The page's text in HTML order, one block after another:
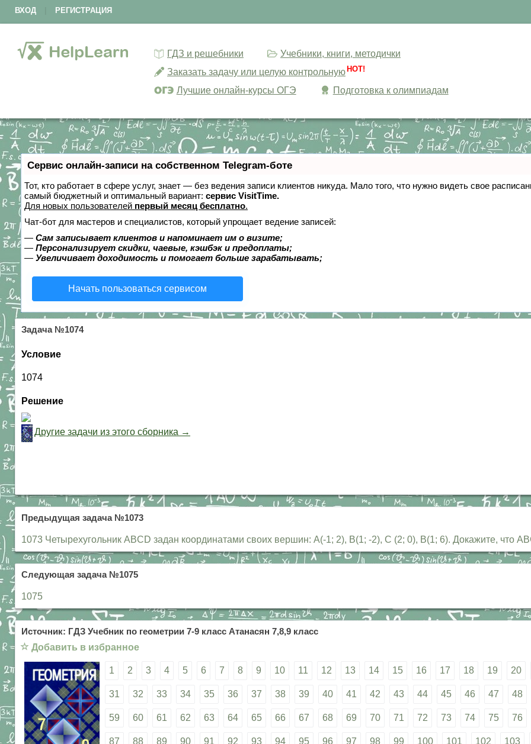
ВХОД РЕГИСТРАЦИЯ
ГДЗ и решебники
Учебники, книги, методички
Заказать задачу или целую контрольную HOT!
Лучшие онлайн-курсы ОГЭ Подготовка к олимпиадам
Сервис онлайн-записи на собственном Telegram-боте
Тот, кто работает в сфере услуг, знает — без ведения записи клиентов никуда. Мало того, что нужно видеть свое
самый бюджетный и оптимальный вариант: сервис VisitTime.
Для новых пользователей первый месяц бесплатно.
Чат-бот для мастеров и специалистов, который упрощает ведение записей:
— Сам записывает клиентов и напоминает им о визите;
— Персонализирует скидки, чаевые, кэшбэк и предоплаты;
— Увеличивает доходимость и помогает больше зарабатывать;
Начать пользоваться сервисом
Задача №1074
Условие
1074
Решение
Другие задачи из этого сборника →
Предыдущая задача №1073
1073 Четырехугольник ABCD задан координатами своих вершин: А(-1; 2), В(1; -2), С (2; 0), В(1; 6). Докажите, что
Следующая задача №1075
1075
Источник: ГДЗ Учебник по геометрии 7-9 класс Атанасян 7,8,9 класс
☆ Добавить в избранное
1 2 3 4 5 6 7 8 9 10 11 12 13 14 15 16 17 18 19 20
31 32 33 34 35 36 37 38 39 40 41 42 43 44 45 46 47 48
59 60 61 62 63 64 65 66 67 68 69 70 71 72 73 74 75 76
87 88 89 90 91 92 93 94 95 96 97 98 99 100 101 102 103